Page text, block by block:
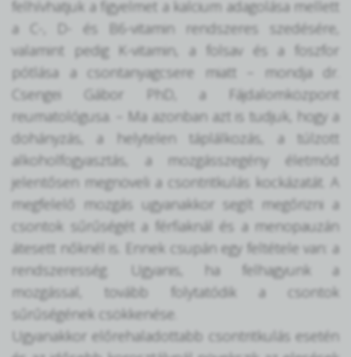
felhívhatjuk a figyelmet a kalcium adagolása mellett
a C-, D- és B6-vitamin rendszeres szedésére,
valamint pedig K-vitamin, a folsav és a foszfor
pótlása a csontanyagcsere miatt – mondja dr.
Csengei Gábor PhD, a Fájdalomközpont
reumatológusa. – Ma azonban azt is tudjuk, hogy a
dohányzás, a helytelen táplálkozás, a túlzott
alkoholfogyasztás, a mozgásszegény életmód
jelentősen megnöveli a csontritkulás kockázatát. A
megfelelő mozgás ugyanakkor segít megőrizni a
csontok sűrűségét a férfiaknál és a menopauzán
átesett nőknél is. Ennek csupán egy feltétele van: a
rendszeresség. Ugyanis, ha felhagyunk a
mozgással, tovább folytatódik a csontok
sűrűségének csökkenése.
Ugyanakkor előrehaladottabb csontritkulás esetén